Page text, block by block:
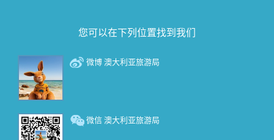
您可以在下列位置找到我们
微博 澳大利亚旅游局
微信 澳大利亚旅游局